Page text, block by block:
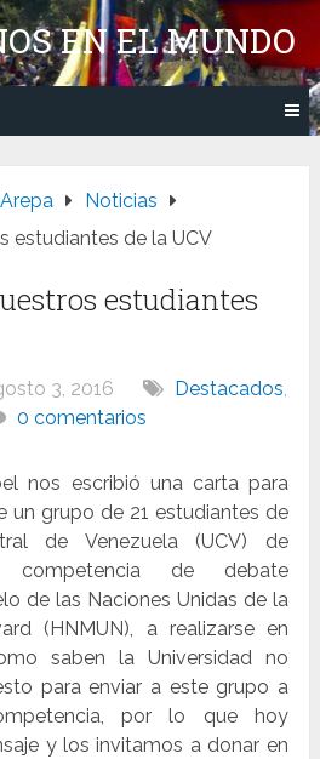
EN EL MUNDO
Noticias
estudiantes de la UCV
estudiantes
3, 2016 Destacados,
0 comentarios
nos escribió una carta para
un grupo de 21 estudiantes de
de Venezuela (UCV) de
de debate
de las Naciones Unidas de la
(HNMUN), a realizarse en
saben la Universidad no
para enviar a este grupo a
por lo que hoy
y los invitamos a donar en